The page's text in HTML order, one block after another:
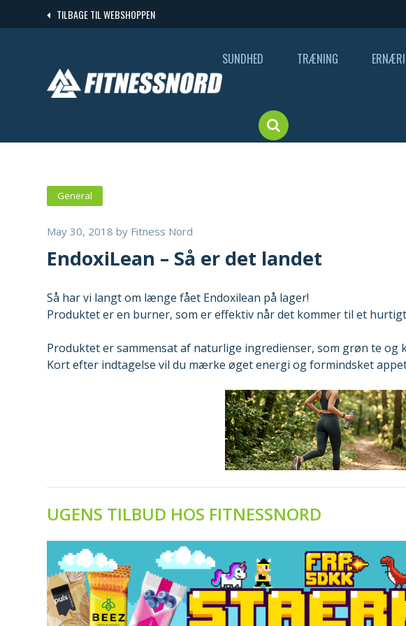
to
TILBAGE TIL WEBSHOPPEN
SUNDHED TRÆNING
General
May 30, 2018 by Fitness Nord
EndoxiLean – Så er det landet
Så har vi langt om længe fået Endoxilean på lager!
Produktet er en burner, som er effektiv når det kommer til et
Produktet er sammensat af naturlige ingredienser, som grøn te og
Kort efter indtagelse vil du mærke øget energi og formindsket
UGENS TILBUD HOS FITNESSNORD